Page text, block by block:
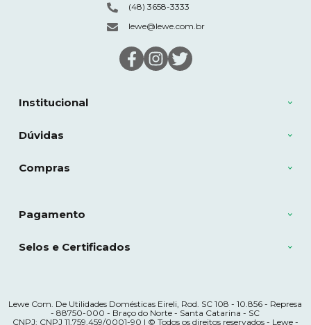
Institucional
Dúvidas
Compras
(48) 3658-3333
lewe@lewe.com.br
Pagamento
Selos e Certificados
Lewe Com. De Utilidades Domésticas Eireli, Rod. SC 108 - 10.856 - Represa
- 88750-000 - Braço do Norte - Santa Catarina - SC
CNPJ: CNPJ 11.759.459/0001-90 | © Todos os direitos reservados - Lewe -